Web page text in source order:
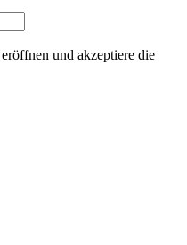
und akzeptiere die